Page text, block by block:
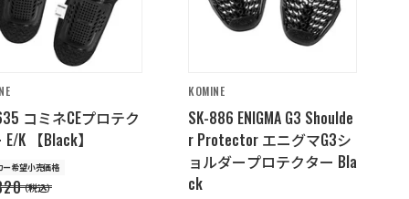
コミネCEプロテク
K 【Black】
ー希望小売価格
（税込）
KOMINE
SK-886 ENIGMA G3 Shoulde
r Protector エニグマG3シ
ョルダープロテクター Bla
ck